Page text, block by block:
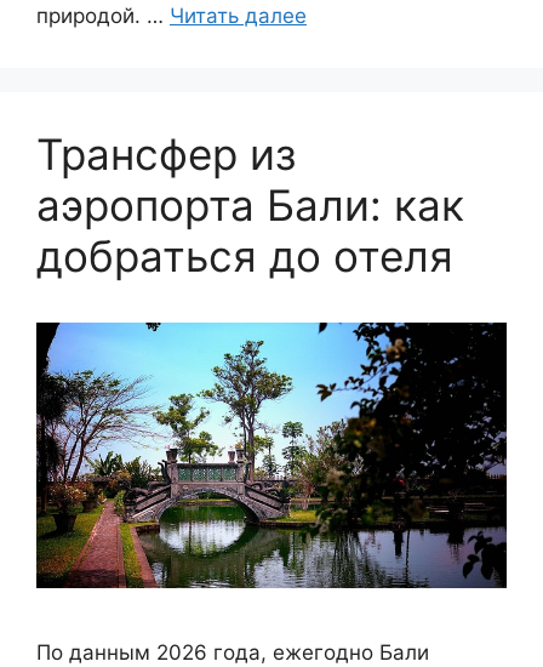
природой. … Читать далее
Трансфер из
аэропорта Бали: как
добраться до отеля
По данным 2026 года, ежегодно Бали